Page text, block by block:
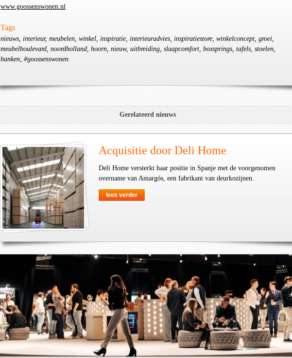
www.goossenswonen.nl
Tags
nieuws, interieur, meubelen, winkel, inspiratie, interieuradvies, inspiratiestore, winkelconcept, groei,
meubelboulevard, noordholland, hoorn, nieuw, uitbreiding, slaapcomfort, boxsprings, tafels, stoelen,
banken, #goossenswonen
Gerelateerd nieuws
Acquisitie door Deli Home
Deli Home versterkt haar positie in Spanje met de voorgenomen
overname van Amargós, een fabrikant van deurkozijnen.
lees verder